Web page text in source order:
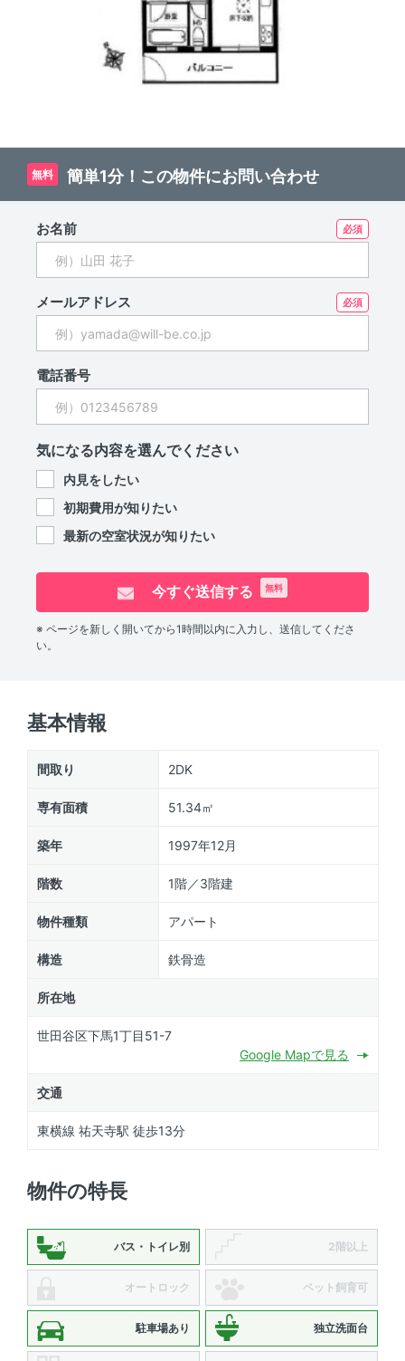
無料 簡単1分！この物件にお問い合わせ
お名前
メールアドレス
電話番号
気になる内容を選んでください
内見をしたい
初期費用が知りたい
最新の空室状況が知りたい
今すぐ送信する 無料
※ ページを新しく開いてから1時間以内に入力し、送信してくださ
い。
基本情報
間取り 2DK
専有面積 51.34㎡
築年 1997年12月
階数 1階／3階建
物件種類 アパート
構造 鉄骨造
所在地
世田谷区下馬1丁目51-7
Google Mapで見る
交通
東横線 祐天寺駅 徒歩13分
物件の特長
バス・トイレ別 2階以上
オートロック ペット飼育可
駐車場あり 独立洗面台